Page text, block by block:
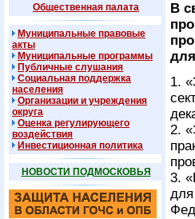
Общественная палата
Муниципальные правовые
акты
Муниципальные программы
Публичные слушания
Социальная поддержка
населения
Организации и учреждения
округа
Оценка регулирующего
воздействия
Инвестиционная политика
НОВОСТИ ПОДМОСКОВЬЯ
В
1.
2.
3.